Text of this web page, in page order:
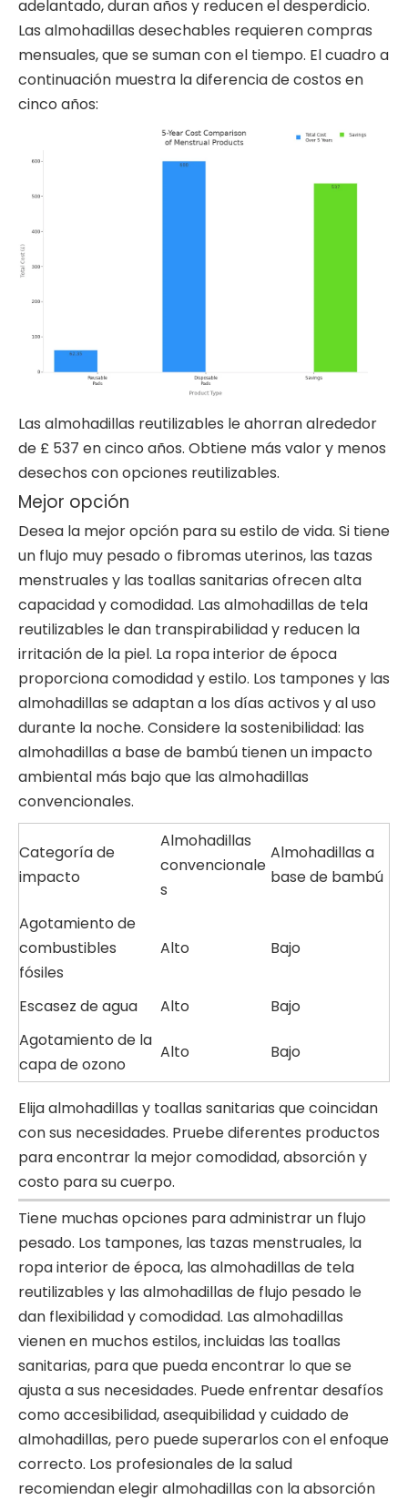
adelantado, duran años y reducen el desperdicio.
Las almohadillas desechables requieren compras
mensuales, que se suman con el tiempo. El cuadro a
continuación muestra la diferencia de costos en
cinco años:
Las almohadillas reutilizables le ahorran alrededor
de £ 537 en cinco años. Obtiene más valor y menos
desechos con opciones reutilizables.
Mejor opción
Desea la mejor opción para su estilo de vida. Si tiene
un flujo muy pesado o fibromas uterinos, las tazas
menstruales y las toallas sanitarias ofrecen alta
capacidad y comodidad. Las almohadillas de tela
reutilizables le dan transpirabilidad y reducen la
irritación de la piel. La ropa interior de época
proporciona comodidad y estilo. Los tampones y las
almohadillas se adaptan a los días activos y al uso
durante la noche. Considere la sostenibilidad: las
almohadillas a base de bambú tienen un impacto
ambiental más bajo que las almohadillas
convencionales.
Categoría de
impacto
Almohadillas
convencionale
s
Almohadillas a
base de bambú
Agotamiento de
combustibles
fósiles
Alto Bajo
Escasez de agua Alto
Bajo
Agotamiento de la
capa de ozono
Alto Bajo
Elija almohadillas y toallas sanitarias que coincidan
con sus necesidades. Pruebe diferentes productos
para encontrar la mejor comodidad, absorción y
costo para su cuerpo.
Tiene muchas opciones para administrar un flujo
pesado. Los tampones, las tazas menstruales, la
ropa interior de época, las almohadillas de tela
reutilizables y las almohadillas de flujo pesado le
dan flexibilidad y comodidad. Las almohadillas
vienen en muchos estilos, incluidas las toallas
sanitarias, para que pueda encontrar lo que se
ajusta a sus necesidades. Puede enfrentar desafíos
como accesibilidad, asequibilidad y cuidado de
almohadillas, pero puede superarlos con el enfoque
correcto. Los profesionales de la salud
recomiendan elegir almohadillas con la absorción